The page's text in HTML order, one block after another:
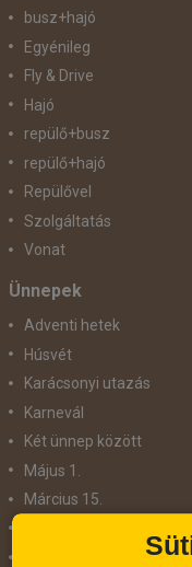
busz+hajó
Egyénileg
Fly & Drive
Hajó
repülő+busz
repülő+hajó
Repülővel
Szolgáltatás
Vonat
Ünnepek
Adventi hetek
Húsvét
Karácsonyi utazás
Karnevál
Két ünnep között
Május 1.
Március 15.